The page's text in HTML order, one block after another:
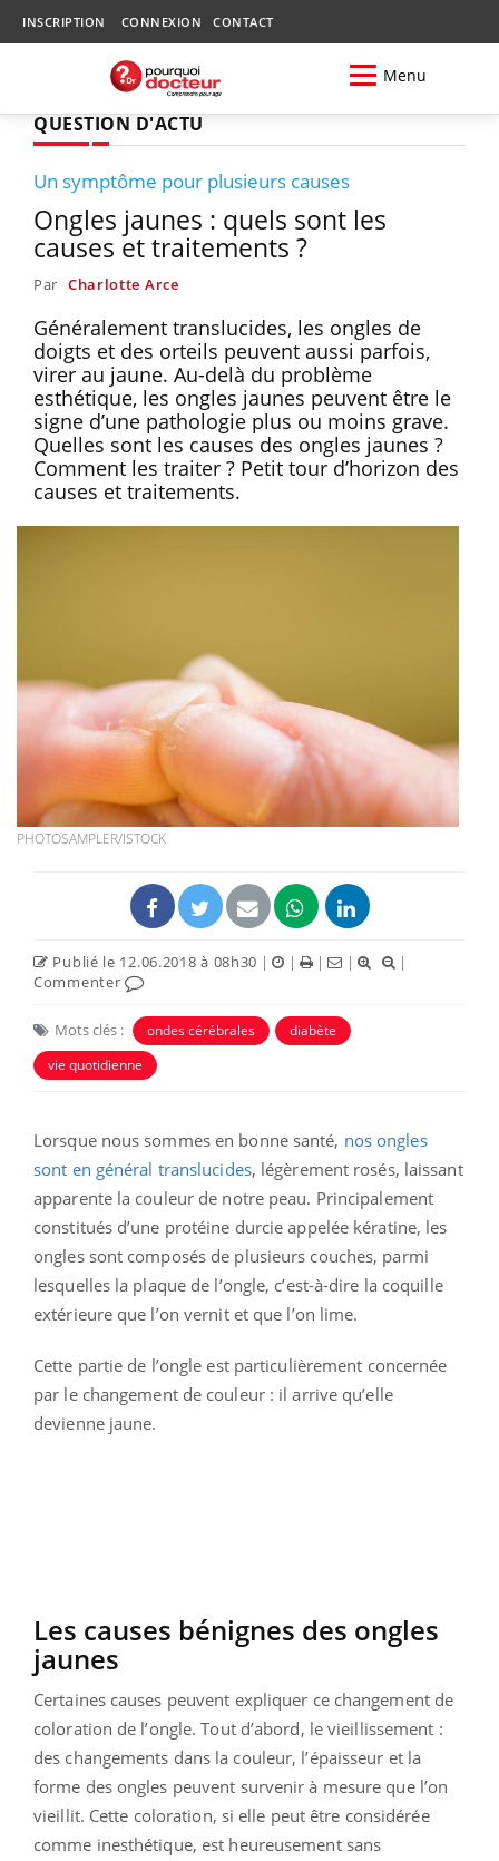
INSCRIPTION CONNEXION CONTACT
Menu
QUESTION D'ACTU
Un symptôme pour plusieurs causes
Ongles jaunes : quels sont les
causes et traitements ?
Par Charlotte Arce
Généralement translucides, les ongles de
doigts et des orteils peuvent aussi parfois,
virer au jaune. Au-delà du problème
esthétique, les ongles jaunes peuvent être le
signe d’une pathologie plus ou moins grave.
Quelles sont les causes des ongles jaunes ?
Comment les traiter ? Petit tour d’horizon des
causes et traitements.
PHOTOSAMPLER/ISTOCK
Publié le 12.06.2018 à 08h30 | | | |
|
Commenter
Mots clés : ondes cérébrales
diabète
vie quotidienne
Lorsque nous sommes en bonne santé, nos ongles
sont en général translucides, légèrement rosés, laissant
apparente la couleur de notre peau. Principalement
constitués d’une protéine durcie appelée kératine, les
ongles sont composés de plusieurs couches, parmi
lesquelles la plaque de l’ongle, c’est-à-dire la coquille
extérieure que l’on vernit et que l’on lime.
Cette partie de l’ongle est particulièrement concernée
par le changement de couleur : il arrive qu’elle
devienne jaune.
Les causes bénignes des ongles
jaunes
Certaines causes peuvent expliquer ce changement de
coloration de l’ongle. Tout d’abord, le vieillissement :
des changements dans la couleur, l’épaisseur et la
forme des ongles peuvent survenir à mesure que l’on
vieillit. Cette coloration, si elle peut être considérée
comme inesthétique, est heureusement sans